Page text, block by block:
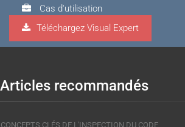
Cas d'utilisation
Visual Expert.AI
Téléchargez Visual Expert
Articles recommandés
CONCEPTS CLÉS DE L'INSPECTION DU CODE